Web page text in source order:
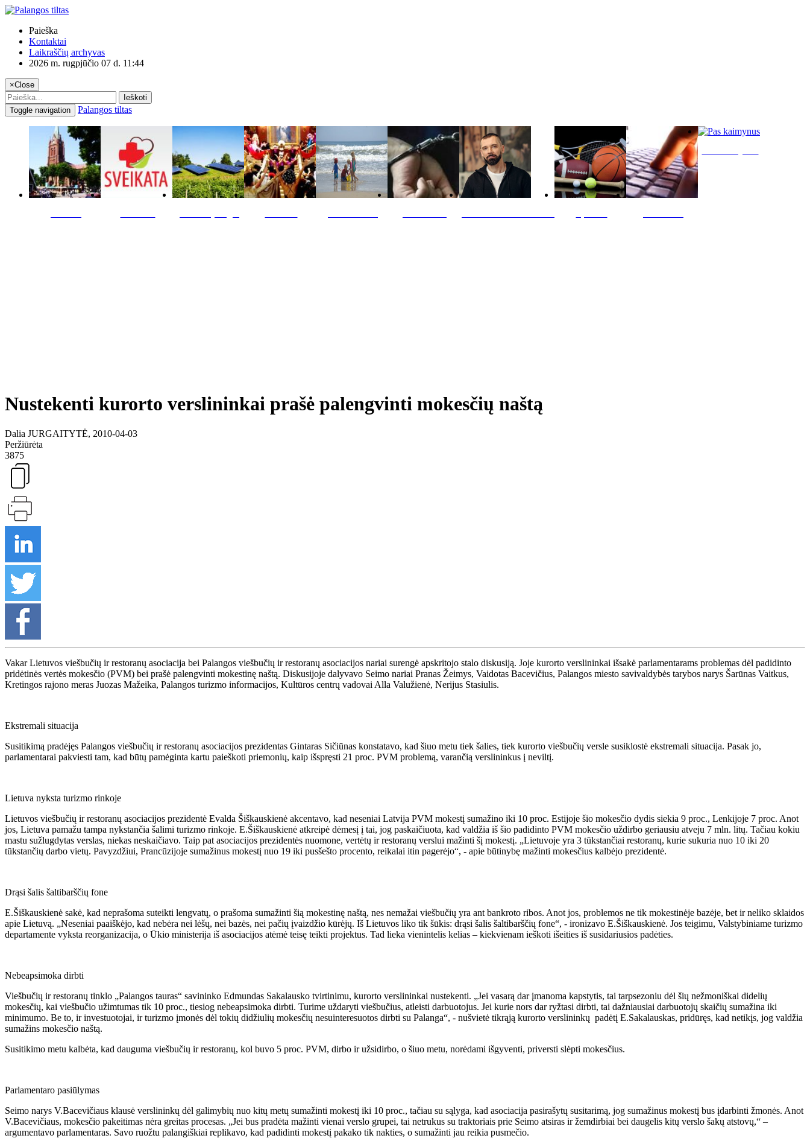
Paieška
Kontaktai
Laikraščių archyvas
2026 m. rugpjūčio 07 d. 11:44
×Close
Ieškoti
Toggle navigation
Palangos tiltas
Nustekenti kurorto verslininkai prašė palengvinti mokesčių naštą
Dalia JURGAITYTĖ, 2010-04-03
Peržiūrėta
3875
Vakar Lietuvos viešbučių ir restoranų asociacija bei Palangos viešbučių ir restoranų asociacijos nariai surengė apskritojo stalo diskusiją. Joje kurorto verslininkai išsakė parlamentarams problemas dėl padidinto
pridėtinės vertės mokesčio (PVM) bei prašė palengvinti mokestinę naštą. Diskusijoje dalyvavo Seimo nariai Pranas Žeimys, Vaidotas Bacevičius, Palangos miesto savivaldybės tarybos narys Šarūnas Vaitkus,
Kretingos rajono meras Juozas Mažeika, Palangos turizmo informacijos, Kultūros centrų vadovai Alla Valužienė, Nerijus Stasiulis.
Ekstremali situacija
Susitikimą pradėjęs Palangos viešbučių ir restoranų asociacijos prezidentas Gintaras Sičiūnas konstatavo, kad šiuo metu tiek šalies, tiek kurorto viešbučių versle susiklostė ekstremali situacija. Pasak jo,
parlamentarai pakviesti tam, kad būtų pamėginta kartu paieškoti priemonių, kaip išspręsti 21 proc. PVM problemą, varančią verslininkus į neviltį.
Lietuva nyksta turizmo rinkoje
Lietuvos viešbučių ir restoranų asociacijos prezidentė Evalda Šiškauskienė akcentavo, kad neseniai Latvija PVM mokestį sumažino iki 10 proc. Estijoje šio mokesčio dydis siekia 9 proc., Lenkijoje 7 proc. Anot
jos, Lietuva pamažu tampa nykstančia šalimi turizmo rinkoje. E.Šiškauskienė atkreipė dėmesį į tai, jog paskaičiuota, kad valdžia iš šio padidinto PVM mokesčio uždirbo geriausiu atveju 7 mln. litų. Tačiau kokiu
mastu sužlugdytas verslas, niekas neskaičiavo. Taip pat asociacijos prezidentės nuomone, vertėtų ir restoranų verslui mažinti šį mokestį. „Lietuvoje yra 3 tūkstančiai restoranų, kurie sukuria nuo 10 iki 20
tūkstančių darbo vietų. Pavyzdžiui, Prancūzijoje sumažinus mokestį nuo 19 iki pusšešto procento, reikalai itin pagerėjo“, - apie būtinybę mažinti mokesčius kalbėjo prezidentė.
Drąsi šalis šaltibarščių fone
E.Šiškauskienė sakė, kad neprašoma suteikti lengvatų, o prašoma sumažinti šią mokestinę naštą, nes nemažai viešbučių yra ant bankroto ribos. Anot jos, problemos ne tik mokestinėje bazėje, bet ir neliko sklaidos
apie Lietuvą. „Neseniai paaiškėjo, kad nebėra nei lėšų, nei bazės, nei pačių įvaizdžio kūrėjų. Iš Lietuvos liko tik šūkis: drąsi šalis šaltibarščių fone“, - ironizavo E.Šiškauskienė. Jos teigimu, Valstybiniame turizmo
departamente vyksta reorganizacija, o Ūkio ministerija iš asociacijos atėmė teisę teikti projektus. Tad lieka vienintelis kelias – kiekvienam ieškoti išeities iš susidariusios padėties.
Nebeapsimoka dirbti
Viešbučių ir restoranų tinklo „Palangos tauras“ savininko Edmundas Sakalausko tvirtinimu, kurorto verslininkai nustekenti. „Jei vasarą dar įmanoma kapstytis, tai tarpsezoniu dėl šių nežmoniškai didelių
mokesčių, kai viešbučio užimtumas tik 10 proc., tiesiog nebeapsimoka dirbti. Turime uždaryti viešbučius, atleisti darbuotojus. Jei kurie nors dar ryžtasi dirbti, tai dažniausiai darbuotojų skaičių sumažina iki
minimumo. Be to, ir investuotojai, ir turizmo įmonės dėl tokių didžiulių mokesčių nesuinteresuotos dirbti su Palanga“, - nušvietė tikrąją kurorto verslininkų padėtį E.Sakalauskas, pridūręs, kad netikįs, jog valdžia
sumažins mokesčio naštą.
Susitikimo metu kalbėta, kad dauguma viešbučių ir restoranų, kol buvo 5 proc. PVM, dirbo ir užsidirbo, o šiuo metu, norėdami išgyventi, priversti slėpti mokesčius.
Parlamentaro pasiūlymas
Seimo narys V.Bacevičiaus klausė verslininkų dėl galimybių nuo kitų metų sumažinti mokestį iki 10 proc., tačiau su sąlyga, kad asociacija pasirašytų susitarimą, jog sumažinus mokestį bus įdarbinti žmonės. Anot
V.Bacevičiaus, mokesčio pakeitimas nėra greitas procesas. „Jei bus pradėta mažinti vienai verslo grupei, tai netrukus su traktoriais prie Seimo atsiras ir žemdirbiai bei daugelis kitų verslo šakų atstovų,“ –
argumentavo parlamentaras. Savo ruožtu palangiškiai replikavo, kad padidinti mokestį pakako tik nakties, o sumažinti jau reikia pusmečio.